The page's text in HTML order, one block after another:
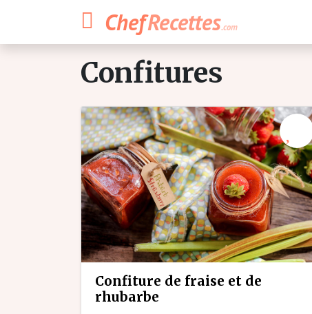
ChefRecettes.com
confitures
confiture de fraise et de
rhubarbe